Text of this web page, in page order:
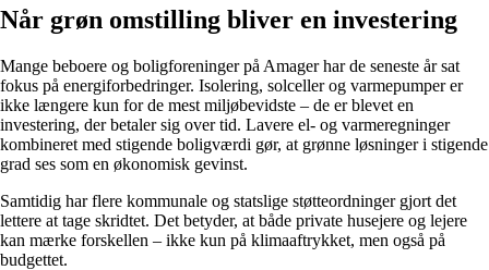
Når grøn omstilling bliver en investering
Mange beboere og boligforeninger på Amager har de seneste år sat
fokus på energiforbedringer. Isolering, solceller og varmepumper er
ikke længere kun for de mest miljøbevidste – de er blevet en
investering, der betaler sig over tid. Lavere el- og varmeregninger
kombineret med stigende boligværdi gør, at grønne løsninger i stigende
grad ses som en økonomisk gevinst.
Samtidig har flere kommunale og statslige støtteordninger gjort det
lettere at tage skridtet. Det betyder, at både private husejere og lejere
kan mærke forskellen – ikke kun på klimaaftrykket, men også på
budgettet.